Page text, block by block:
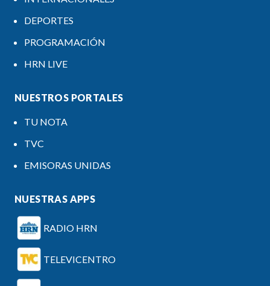
DEPORTES
PROGRAMACIÓN
HRN LIVE
NUESTROS PORTALES
TU NOTA
TVC
EMISORAS UNIDAS
NUESTRAS APPS
RADIO HRN
TELEVICENTRO